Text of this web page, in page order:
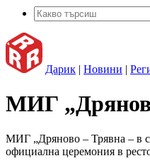
Дарик | Новини |
МИГ
МИГ „Дряново – Трявна – в
официална церемония в